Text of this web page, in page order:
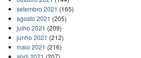
setembro 2021 (165)
agosto 2021 (205)
julho 2021 (209)
junho 2021 (212)
maio 2021 (216)